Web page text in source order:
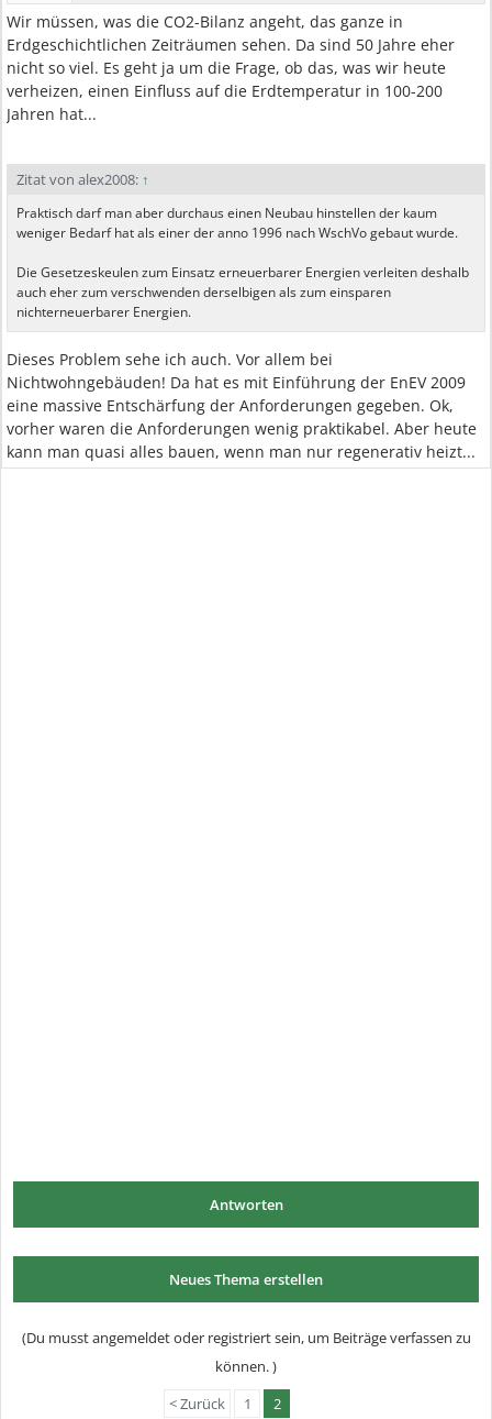
Wir müssen, was die CO2-Bilanz angeht, das ganze in
Erdgeschichtlichen Zeiträumen sehen. Da sind 50 Jahre eher
nicht so viel. Es geht ja um die Frage, ob das, was wir heute
verheizen, einen Einfluss auf die Erdtemperatur in 100-200
Jahren hat...
Zitat von alex2008: ↑
Praktisch darf man aber durchaus einen Neubau hinstellen der kaum
weniger Bedarf hat als einer der anno 1996 nach WschVo gebaut wurde.
Die Gesetzeskeulen zum Einsatz erneuerbarer Energien verleiten deshalb
auch eher zum verschwenden derselbigen als zum einsparen
nichterneuerbarer Energien.
Dieses Problem sehe ich auch. Vor allem bei
Nichtwohngebäuden! Da hat es mit Einführung der EnEV 2009
eine massive Entschärfung der Anforderungen gegeben. Ok,
vorher waren die Anforderungen wenig praktikabel. Aber heute
kann man quasi alles bauen, wenn man nur regenerativ heizt...
Antworten
Neues Thema erstellen
(Du musst angemeldet oder registriert sein, um Beiträge verfassen zu
können. )
< Zurück
1 2